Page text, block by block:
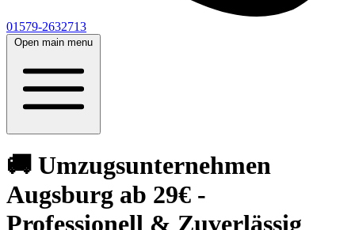
01579-2632713
Open main menu
🚚 Umzugsunternehmen
Augsburg ab 29€ -
Professionell & Zuverlässig